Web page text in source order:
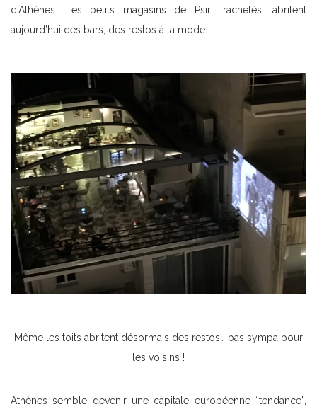
d’Athènes. Les petits magasins de Psiri, rachetés, abritent
aujourd’hui des bars, des restos à la mode…
Même les toits abritent désormais des restos… pas sympa pour
les voisins !
Athènes semble devenir une capitale européenne “tendance”,